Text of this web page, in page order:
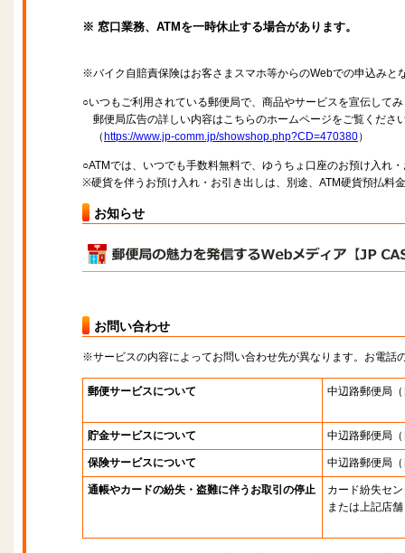
※ 窓口業務、ATMを一時休止する場合があります。
※バイク自賠責保険はお客さまスマホ等からのWebでの申込みと
○いつもご利用されている郵便局で、商品やサービスを宣伝して
郵便局広告の詳しい内容はこちらのホームページをご覧くださ
（ https://www.jp-comm.jp/showshop.php?CD=470380）
○ATMでは、いつでも手数料無料で、ゆうちょ口座のお預け入れ
※硬貨を伴うお預け入れ・お引き出しは、別途、ATM硬貨預払料
お知らせ
お問い合わせ
※サービスの内容によってお問い合わせ先が異なります。お電話
郵便サービスについて 中辺路郵便局
貯金サービスについて 中辺路郵便局
保険サービスについて 中辺路郵便局
通帳やカードの紛失・盗難に伴うお取引の停止
カード紛失セ
または上記店舗